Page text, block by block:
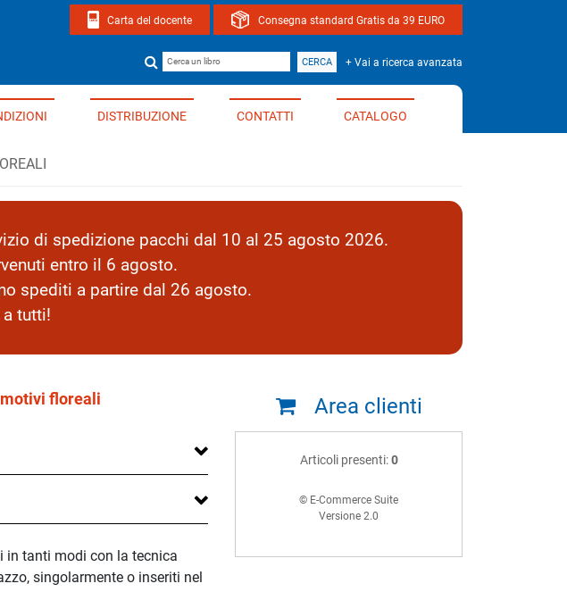
Carta del docente Consegna standard Gratis da 39 EURO
Cerca un libro CERCA + Vai a ricerca avanzata
DISTRIBUZIONE CONTATTI CATALOGO
di spedizione pacchi dal 10 al 25 agosto 2026.
entro il 6 agosto.
spediti a partire dal 26 agosto.
a tutti!
floreali
in tanti modi con la tecnica
singolarmente o inseriti nel
Area clienti
Articoli presenti:0
© E-Commerce Suite
Versione 2.0